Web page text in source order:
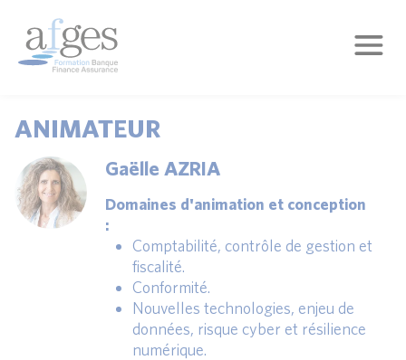
ANIMATEUR
Gaëlle AZRIA
Domaines d'animation et conception
:
Comptabilité, contrôle de gestion et
fiscalité.
Conformité.
Nouvelles technologies, enjeu de
données, risque cyber et résilience
numérique.